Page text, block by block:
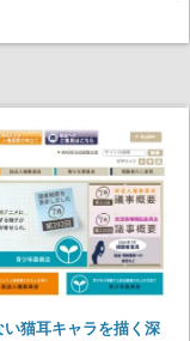
い猫耳キャラを描く深